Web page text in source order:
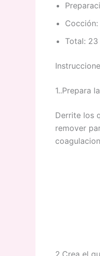
Total:
1..Prepara
Derrite los
remover